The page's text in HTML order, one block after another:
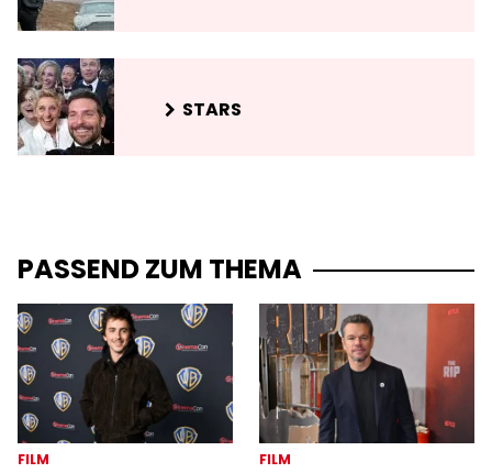
STARS
PASSEND ZUM THEMA
FILM FILM